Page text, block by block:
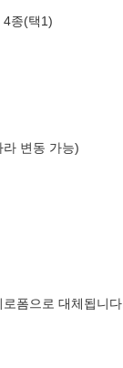
4종(택1)
라 변동 가능)
폼으로 대체됩니다.